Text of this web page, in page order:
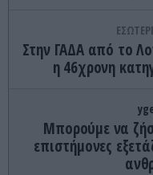
Στην ΓΑΔΑ από το
η 46χρονη
Μπορούμε να
επιστήμονες